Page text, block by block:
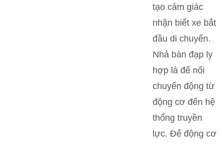
tạo cảm giác
nhận biết xe bắt
đầu di chuyển.
Nhả bàn đạp ly
hợp là để nối
chuyển động từ
động cơ đến hệ
thống truyền
lực. Để động cơ